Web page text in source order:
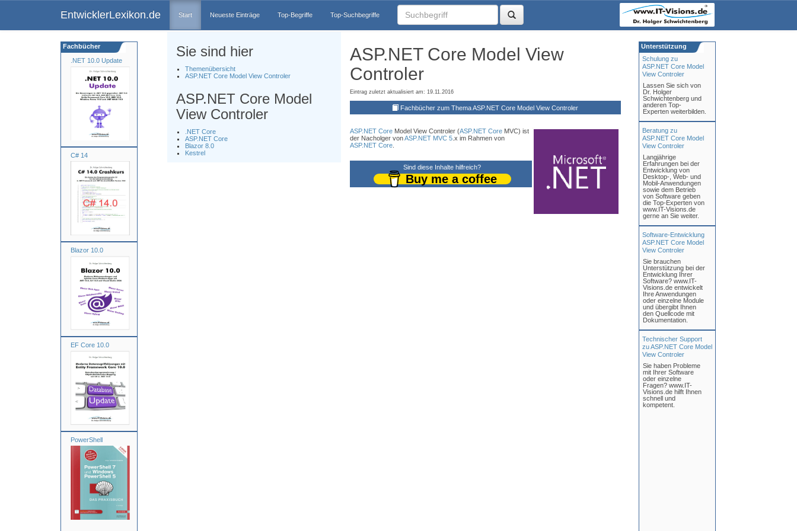
EntwicklerLexikon.de Start Neueste Einträge Top-Begriffe Top-Suchbegriffe
.NET 10.0 Update
C# 14
Blazor 10.0
EF Core 10.0
PowerShell
Fachbücher Sie sind hier
Themenübersicht
ASP.NET Core Model View Controler
ASP.NET Core Model
View Controler
.NET Core
ASP.NET Core
Blazor 8.0
Kestrel
ASP.NET Core Model View
Controler
Eintrag zuletzt aktualisiert am: 19.11.2016
Fachbücher zum Thema ASP.NET Core Model View Controler
ASP.NET CoreModel View Controler (ASP.NET CoreMVC) ist
der Nacholger vonASP.NET MVC 5.x im Rahmen von
ASP.NET Core.
Sind diese Inhalte hilfreich?
Buy me a coffee
Schulung zu
ASP.NET Core Model
View Controler
Lassen Sie sich von
Dr. Holger
Schwichtenberg und
anderen Top-
Experten weiterbilden.
Beratung zu
ASP.NET Core Model
View Controler
Langjährige
Erfahrungen bei der
Entwicklung von
Desktop-, Web- und
Mobil-Anwendungen
sowie dem Betrieb
von Software geben
die Top-Experten von
www.IT-Visions.de
gerne an Sie weiter.
Software-Entwicklung
ASP.NET Core Model
View Controler
Sie brauchen
Unterstützung bei der
Entwicklung Ihrer
Software? www.IT-
Visions.de entwickelt
Ihre Anwendungen
oder einzelne Module
und übergibt Ihnen
den Quellcode mit
Dokumentation.
Technischer Support
zu ASP.NET Core Model
View Controler
Sie haben Probleme
mit Ihrer Software
oder einzelne
Fragen? www.IT-
Visions.de hilft Ihnen
schnell und
kompetent.
Unterstützung